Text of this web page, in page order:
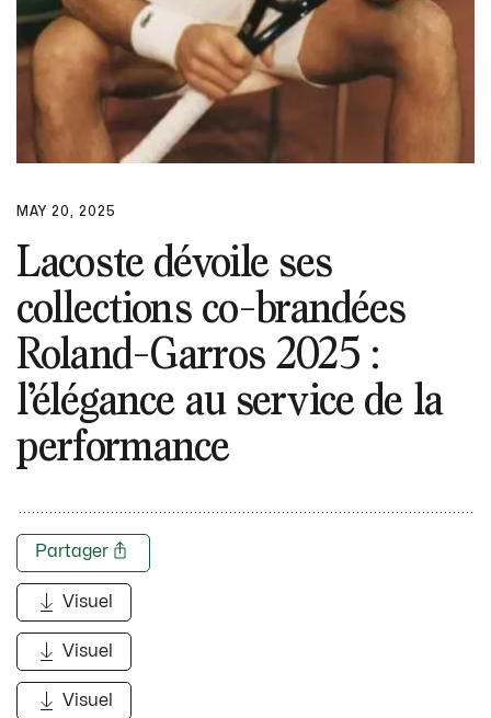
MAY 20, 2025
Lacoste dévoile ses
collections co-brandées
Roland-Garros 2025 :
l’élégance au service de la
performance
Partager
Visuel
Visuel
Visuel